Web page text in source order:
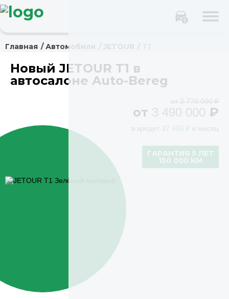
Главная Автомобили T1
Новый JETOUR T1 в
автосалоне Auto-Bereg
от 3 770 000 ₽
от 3 490 000 ₽
в кредит 37 406 ₽ в месяц
ГАРАНТИЯ 5 ЛЕТ
150 000 КМ